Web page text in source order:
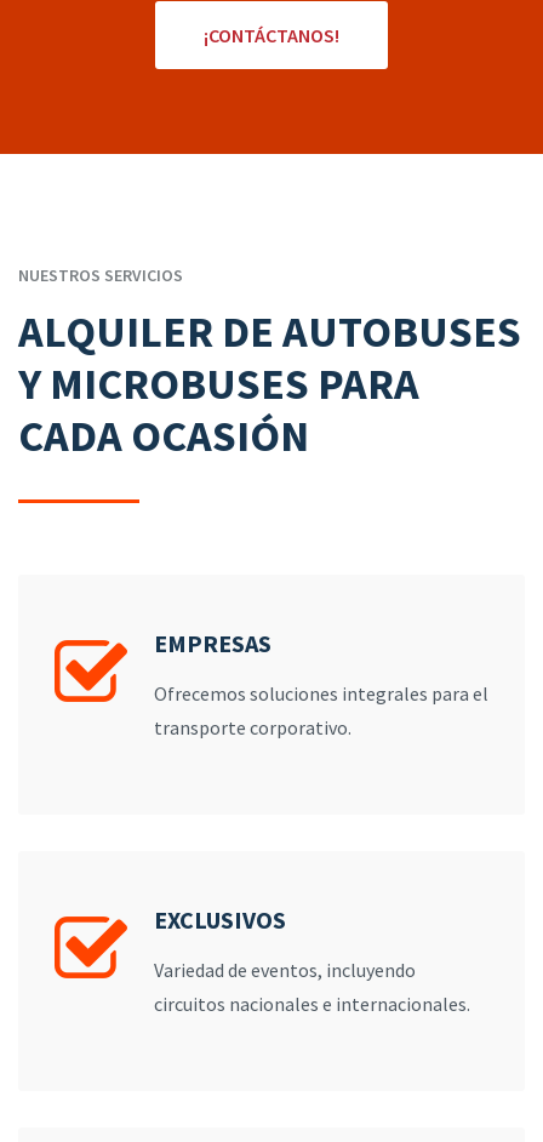
¡CONTÁCTANOS!
NUESTROS SERVICIOS
ALQUILER DE AUTOBUSES
Y MICROBUSES PARA
CADA OCASIÓN
EMPRESAS
Ofrecemos soluciones integrales para el
transporte corporativo.
EXCLUSIVOS
Variedad de eventos, incluyendo
circuitos nacionales e internacionales.